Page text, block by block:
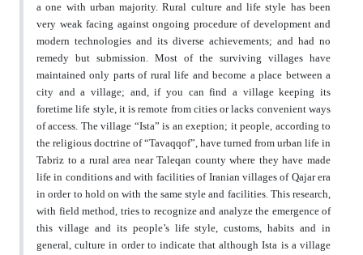
a one with urban majority. Rural culture and life style has been
very weak facing against ongoing procedure of development and
modern technologies and its diverse achievements; and had no
remedy but submission. Most of the surviving villages have
maintained only parts of rural life and become a place between a
city and a village; and, if you can find a village keeping its
foretime life style, it is remote from cities or lacks convenient ways
of access. The village “Ista” is an exeption; it people, according to
the religious doctrine of “Tavaqqof”, have turned from urban life in
Tabriz to a rural area near Taleqan county where they have made
life in conditions and with facilities of Iranian villages of Qajar era
in order to hold on with the same style and facilities. This research,
with field method, tries to recognize and analyze the emergence of
this village and its people’s life style, customs, habits and in
general, culture in order to indicate that although Ista is a village